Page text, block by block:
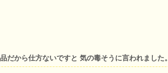
だから仕方ないですと 気の毒そうに言われました。